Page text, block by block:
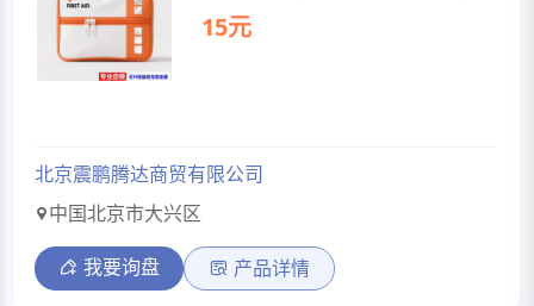
15元
北京震鹏腾达商贸有限公司
中国北京市大兴区
我要询盘 产品详情